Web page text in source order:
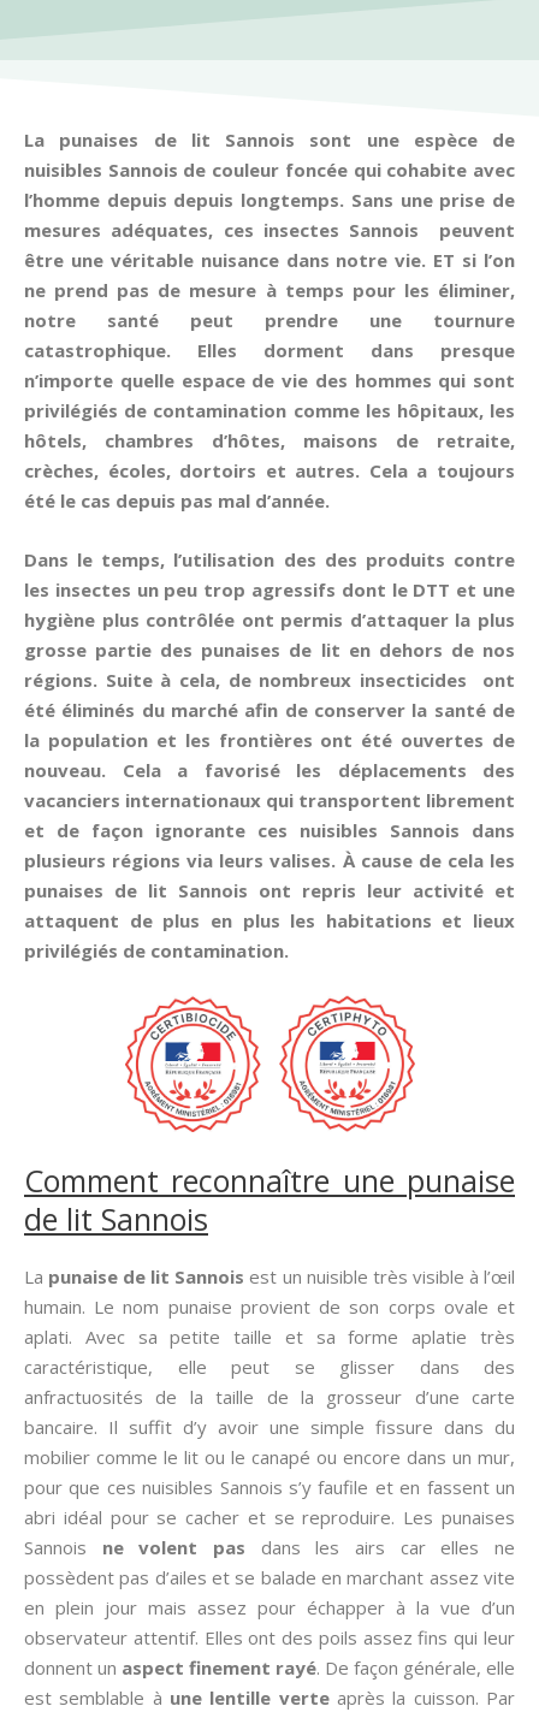
La punaises de lit Sannois sont une espèce de
nuisibles Sannois de couleur foncée qui cohabite avec
l’homme depuis depuis longtemps. Sans une prise de
mesures adéquates, ces insectes Sannois peuvent
être une véritable nuisance dans notre vie. ET si l’on
ne prend pas de mesure à temps pour les éliminer,
notre santé peut prendre une tournure
catastrophique. Elles dorment dans presque
n’importe quelle espace de vie des hommes qui sont
privilégiés de contamination comme les hôpitaux, les
hôtels, chambres d’hôtes, maisons de retraite,
crèches, écoles, dortoirs et autres. Cela a toujours
été le cas depuis pas mal d’année.
Dans le temps, l’utilisation des des produits contre
les insectes un peu trop agressifs dont le DTT et une
hygiène plus contrôlée ont permis d’attaquer la plus
grosse partie des punaises de lit en dehors de nos
régions. Suite à cela, de nombreux insecticides ont
été éliminés du marché afin de conserver la santé de
la population et les frontières ont été ouvertes de
nouveau. Cela a favorisé les déplacements des
vacanciers internationaux qui transportent librement
et de façon ignorante ces nuisibles Sannois dans
plusieurs régions via leurs valises. À cause de cela les
punaises de lit Sannois ont repris leur activité et
attaquent de plus en plus les habitations et lieux
privilégiés de contamination.
Comment reconnaître une punaise
de lit Sannois
La punaise de lit Sannois est un nuisible très visible à l’œil
humain. Le nom punaise provient de son corps ovale et
aplati. Avec sa petite taille et sa forme aplatie très
caractéristique, elle peut se glisser dans des
anfractuosités de la taille de la grosseur d’une carte
bancaire. Il suffit d’y avoir une simple fissure dans du
mobilier comme le lit ou le canapé ou encore dans un mur,
pour que ces nuisibles Sannois s’y faufile et en fassent un
abri idéal pour se cacher et se reproduire. Les punaises
Sannois ne volent pas dans les airs car elles ne
possèdent pas d’ailes et se balade en marchant assez vite
en plein jour mais assez pour échapper à la vue d’un
observateur attentif. Elles ont des poils assez fins qui leur
donnent un aspect finement rayé. De façon générale, elle
est semblable à une lentille verteaprès la cuisson. Par